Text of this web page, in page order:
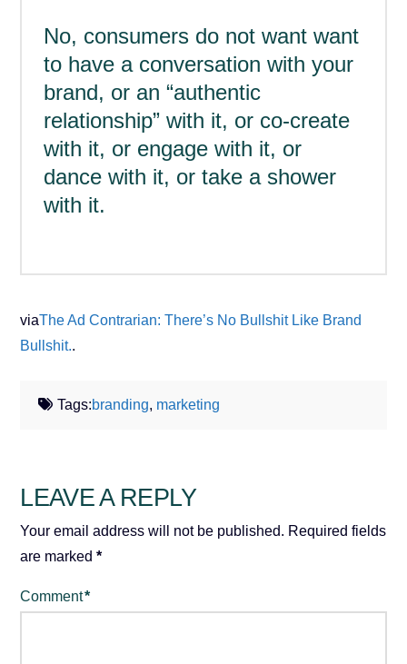
No, consumers do not want want
to have a conversation with your
brand, or an “authentic
relationship” with it, or co-create
with it, or engage with it, or
dance with it, or take a shower
with it.
viaThe Ad Contrarian: There’s No Bullshit Like Brand
Bullshit..
Tags:branding, marketing
LEAVE A REPLY
Your email address will not be published. Required fields
are marked*
Comment*